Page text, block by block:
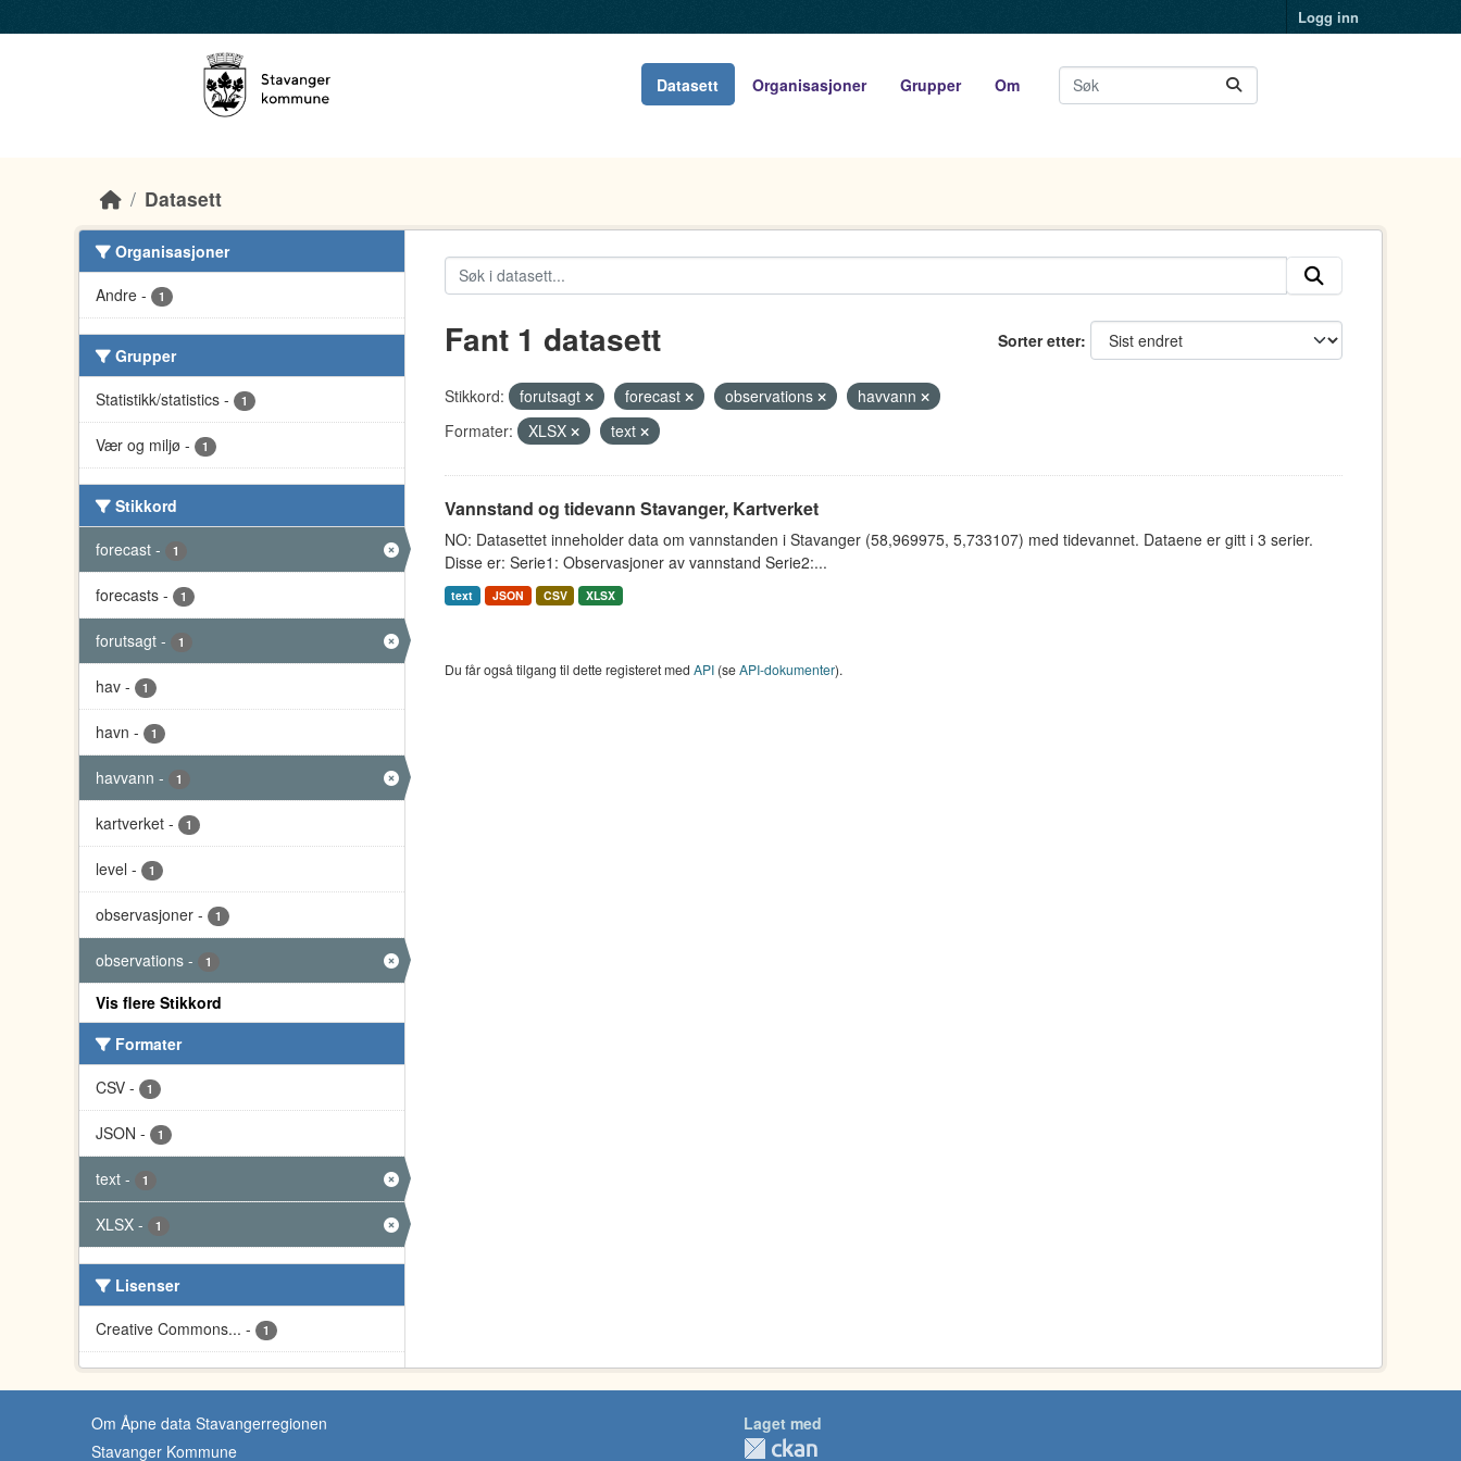
Logg inn
Datasett Organisasjoner Grupper Om
Datasett
Organisasjoner
Andre - 1
Grupper
Statistikk/statistics - 1
Vær og miljø - 1
Stikkord
forecast - 1
forecasts - 1
forutsagt - 1
hav - 1
havn - 1
havvann - 1
kartverket - 1
level - 1
observasjoner - 1
observations - 1
Vis flere Stikkord
Formater
CSV - 1
JSON - 1
text - 1
XLSX - 1
Lisenser
Creative Commons... - 1
Sorter etter
Fant 1 datasett
Stikkord: forutsagt forecast observations
havvann
Formater:
XLSX text
Vannstand og tidevann Stavanger, Kartverket
NO: Datasettet inneholder data om vannstanden i Stavanger (58,969975, 5,733107) med tidevannet. Dataene er gitt i 3 serier.
Disse er: Serie1: Observasjoner av vannstand Serie2:...
text JSON CSV XLSX
Du får også tilgang til dette registeret med API(seAPI-dokumenter).
Om Åpne data Stavangerregionen
Stavanger Kommune
Laget med